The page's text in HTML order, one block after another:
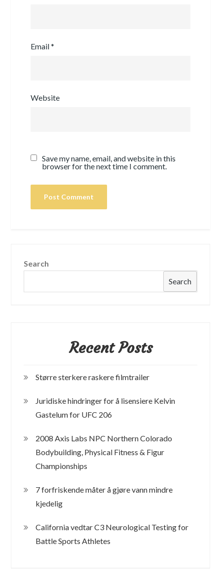
Email*
Website
Save my name, email, and website in this
browser for the next time I comment.
Search
Search
Recent Posts
Større sterkere raskere filmtrailer
Juridiske hindringer for å lisensiere Kelvin
Gastelum for UFC 206
2008 Axis Labs NPC Northern Colorado
Bodybuilding, Physical Fitness & Figur
Championships
7 forfriskende måter å gjøre vann mindre
kjedelig
California vedtar C3 Neurological Testing for
Battle Sports Athletes